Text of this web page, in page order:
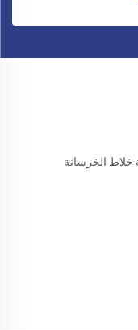
خلاط الخرسانة